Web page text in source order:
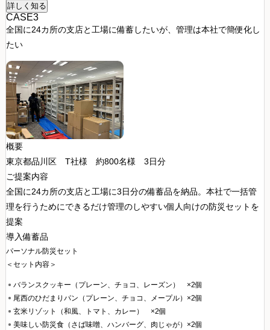
詳しく知る
CASE3
全国に24カ所の支店と工場に備蓄したいが、管理は本社で簡便化し
たい
概要
東京都品川区 T社様 約800名様 3日分
ご提案内容
全国に24カ所の支店と工場に3日分の備蓄品を納品。本社で一括管
理を行うためにできるだけ管理のしやすい個人向けの防災セットを
提案
導入備蓄品
パーソナル防災セット
＜セット内容＞
バランスクッキー（プレーン、チョコ、レーズン） ×2個
尾西のひだまりパン（プレーン、チョコ、メープル）×2個
玄米リゾット（和風、トマト、カレー） ×2個
美味しい防災食（さば味噌、ハンバーグ、肉じゃが）×2個